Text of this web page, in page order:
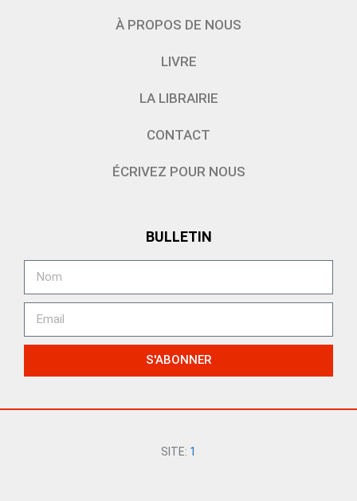
À PROPOS DE NOUS
LIVRE
LA LIBRAIRIE
CONTACT
ÉCRIVEZ POUR NOUS
BULLETIN
S'ABONNER
SITE: 1